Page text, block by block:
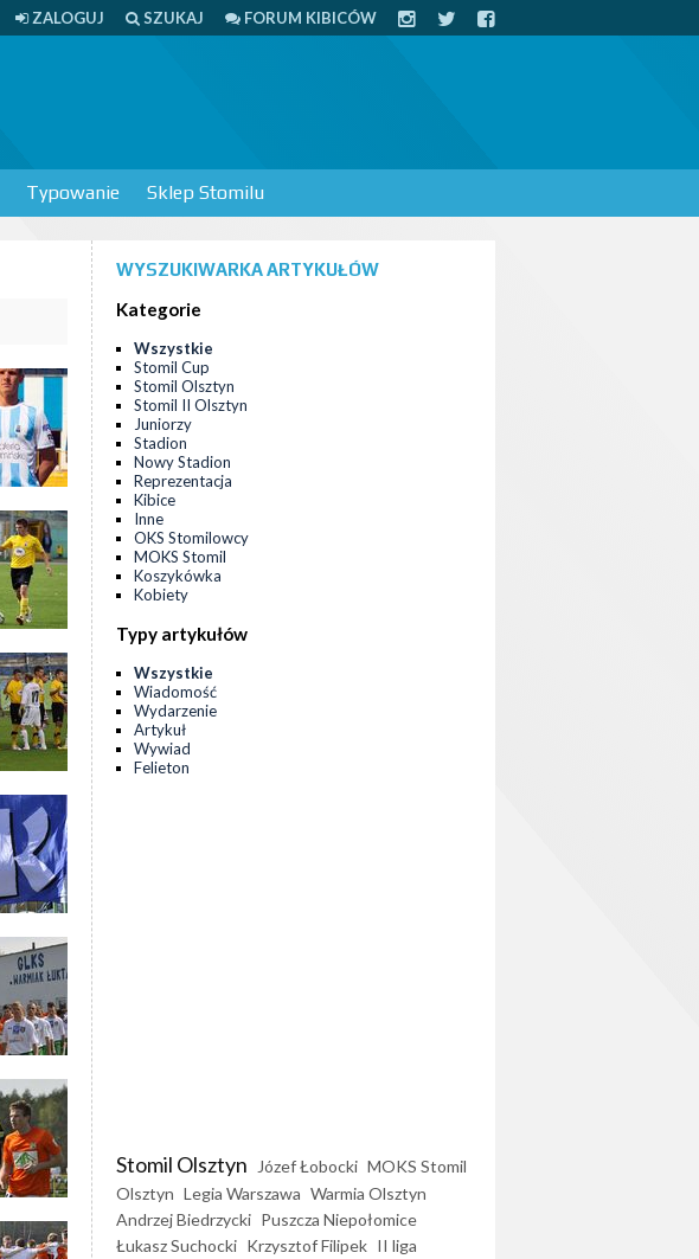
ZALOGUJ SZUKAJ FORUM KIBICÓW
Typowanie Sklep Stomilu
WYSZUKIWARKA ARTYKUŁÓW
Kategorie
Wszystkie
Stomil Cup
Stomil Olsztyn
Stomil II Olsztyn
Juniorzy
Stadion
Nowy Stadion
Reprezentacja
Kibice
Inne
OKS Stomilowcy
MOKS Stomil
Koszykówka
Kobiety
Typy artykułów
Wszystkie
Wiadomość
Wydarzenie
Artykuł
Wywiad
Felieton
Stomil Olsztyn Józef Łobocki MOKS Stomil
Olsztyn Legia Warszawa Warmia Olsztyn
Andrzej Biedrzycki Puszcza Niepołomice
Łukasz Suchocki Krzysztof Filipek II liga